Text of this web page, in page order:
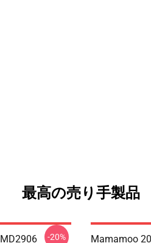
最高の売り手製品
-20%
Mamamoo